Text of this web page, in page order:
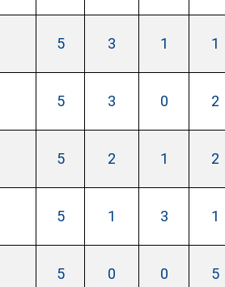
5 3 1 1
5 3 0 2
5 2 1 2
5 1 3 1
5 0 0 5